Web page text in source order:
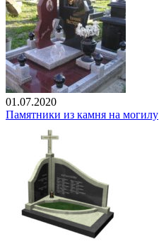
01.07.2020
Памятники из камня на могилу